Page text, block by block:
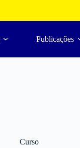
Publicações
Curso